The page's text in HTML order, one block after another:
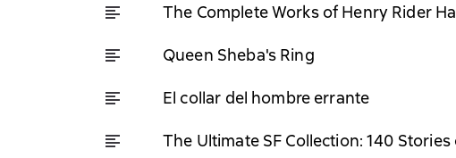
The Complete Works of Henry Rider
Queen Sheba's Ring
El collar del hombre errante
The Ultimate SF Collection: 140